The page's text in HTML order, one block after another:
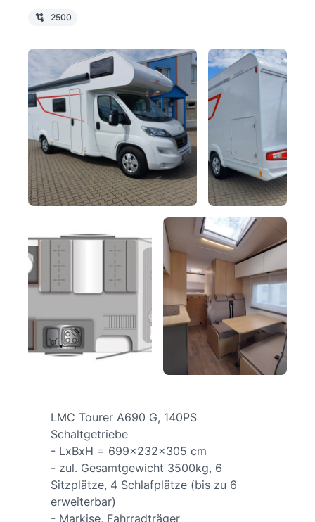
2500
LMC Tourer A690 G, 140PS
Schaltgetriebe
- LxBxH = 699x232x305 cm
- zul. Gesamtgewicht 3500kg, 6
Sitzplätze, 4 Schlafplätze (bis zu 6
erweiterbar)
- Markise, Fahrradträger